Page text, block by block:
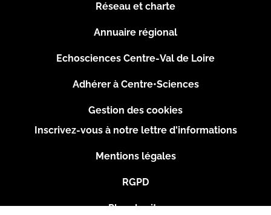
page
Réseau et charte
Annuaire régional
Echosciences Centre-Val de Loire
Adhérer à Centre•Sciences
Gestion des cookies
Inscrivez-vous à notre lettre d'informations
Mentions légales
RGPD
Plan du site